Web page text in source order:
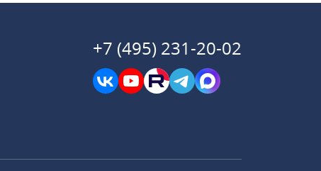
+7 (495) 231-20-02